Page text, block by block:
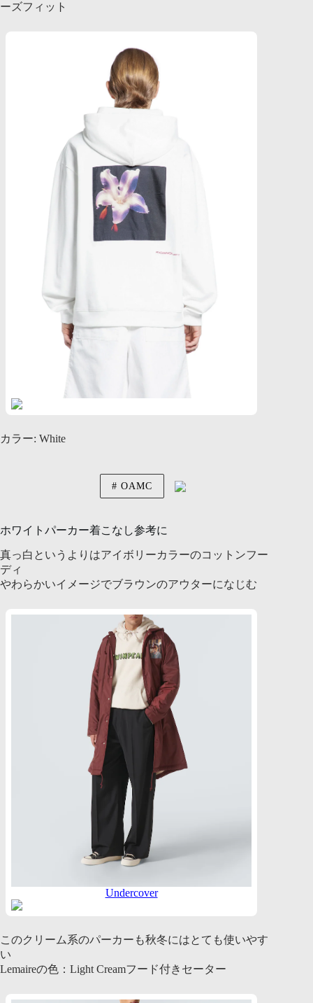
ーズフィット
カラー: White
OAMC
ホワイトパーカー着こなし参考に
真っ白というよりはアイボリーカラーのコットンフー
ディ
やわらかいイメージでブラウンのアウターになじむ
Undercover
このクリーム系のパーカーも秋冬にはとても使いやす
い
Lemaireの色：Light Creamフード付きセーター